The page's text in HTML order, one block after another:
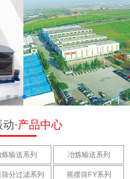
·产品中心
炼输送系列 冶炼输送系列
分过滤系列 摇摆筛FY系列